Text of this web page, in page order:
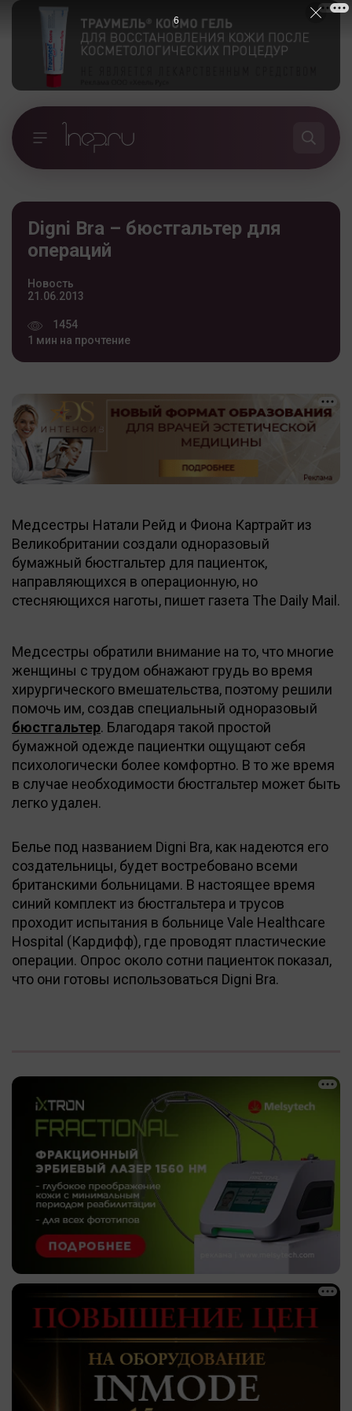
Digni Bra – бюстгальтер для
операций
Новость
21.06.2013
1454
1 мин на прочтение
Медсестры Натали Рейд и Фиона Картрайт из
Великобритании создали одноразовый
бумажный бюстгальтер для пациенток,
направляющихся в операционную, но
стесняющихся наготы, пишет газета The Daily Mail.
Медсестры обратили внимание на то, что многие
женщины с трудом обнажают грудь во время
хирургического вмешательства, поэтому решили
помочь им, создав специальный одноразовый
бюстгальтер. Благодаря такой простой
бумажной одежде пациентки ощущают себя
психологически более комфортно. В то же время
в случае необходимости бюстгальтер может быть
легко удален.
Белье под названием Digni Bra, как надеются его
создательницы, будет востребовано всеми
британскими больницами. В настоящее время
синий комплект из бюстгальтера и трусов
проходит испытания в больнице Vale Healthcare
Hospital (Кардифф), где проводят пластические
операции. Опрос около сотни пациенток показал,
что они готовы использоваться Digni Bra.
5